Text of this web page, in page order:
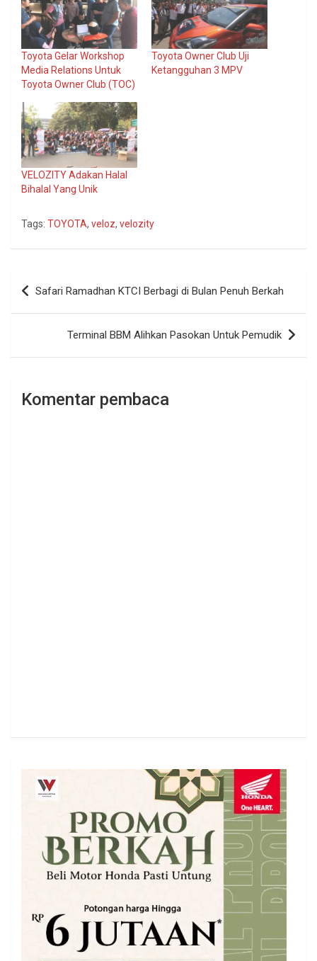
Toyota Gelar Workshop
Media Relations Untuk
Toyota Owner Club (TOC)
Toyota Owner Club Uji
Ketangguhan 3 MPV
VELOZITY Adakan Halal
Bihalal Yang Unik
Tags: TOYOTA, veloz, velozity
Navigasi
pos
Safari Ramadhan KTCI Berbagi di Bulan Penuh Berkah
Terminal BBM Alihkan Pasokan Untuk Pemudik
Komentar pembaca